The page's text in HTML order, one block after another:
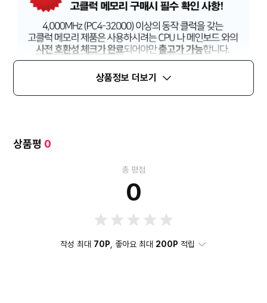
상품정보 더보기
상품평 0
총 평점
0
작성 최대 70P , 좋아요 최대 200P 적립